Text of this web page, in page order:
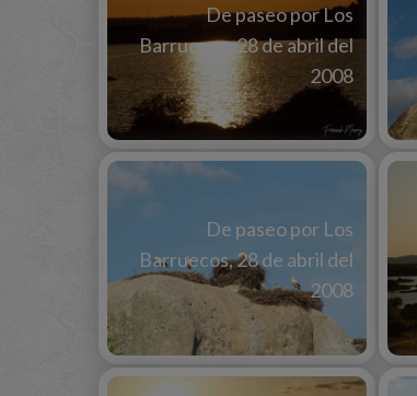
De paseo por Los
Barruecos, 28 de abril del
2008
De paseo por Los
Barruecos, 28 de abril del
2008